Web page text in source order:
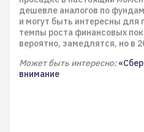
дешевле аналогов по
и могут быть интересны для
темпы роста финансовых
вероятно, замедлятся, но в
Может быть интересно:
внимание